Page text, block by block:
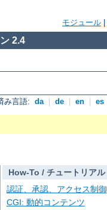
モジュール
2.4
み言語: da de en es
How-To / チュートリアル
認証、承認、アクセス制御
CGI: 動的コンテンツ